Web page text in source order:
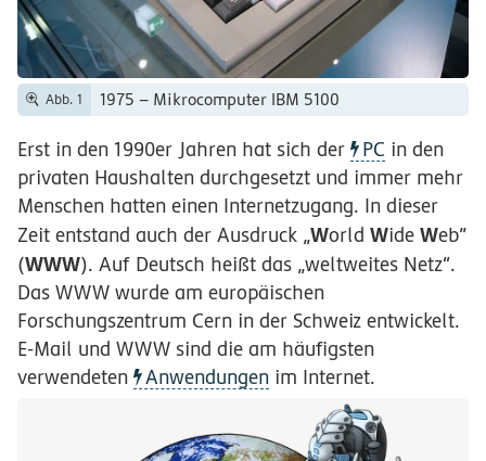
Abb. 1 1975 – Mikrocomputer IBM 5100
Erst in den 1990er Jahren hat sich der PC in den
privaten Haushalten durchgesetzt und immer mehr
Menschen hatten einen Internetzugang. In dieser
Zeit entstand auch der Ausdruck „World Wide Web”
(WWW). Auf Deutsch heißt das „weltweites Netz“.
Das WWW wurde am europäischen
Forschungszentrum Cern in der Schweiz entwickelt.
E-Mail und WWW sind die am häufigsten
verwendeten
Anwendungen im Internet.